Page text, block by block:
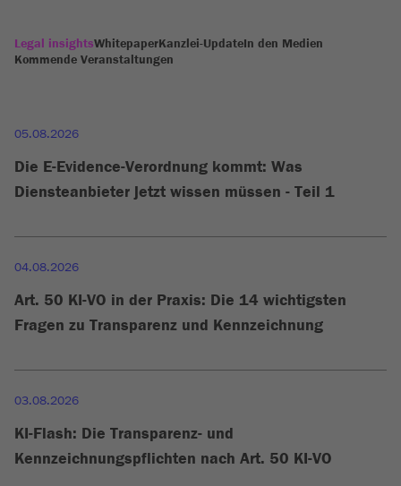
Legal insightsWhitepaperKanzlei-UpdateIn den Medien
Kommende Veranstaltungen
05.08.2026
Die E-Evidence-Verordnung kommt: Was
Diensteanbieter jetzt wissen müssen - Teil 1
04.08.2026
Art. 50 KI-VO in der Praxis: Die 14 wichtigsten
Fragen zu Transparenz und Kennzeichnung
03.08.2026
KI-Flash: Die Transparenz- und
Kennzeichnungspflichten nach Art. 50 KI-VO